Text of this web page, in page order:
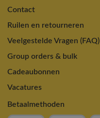
Contact
Ruilen en retourneren
Veelgestelde Vragen (FAQ)
Group orders & bulk
Cadeaubonnen
Vacatures
Betaalmethoden